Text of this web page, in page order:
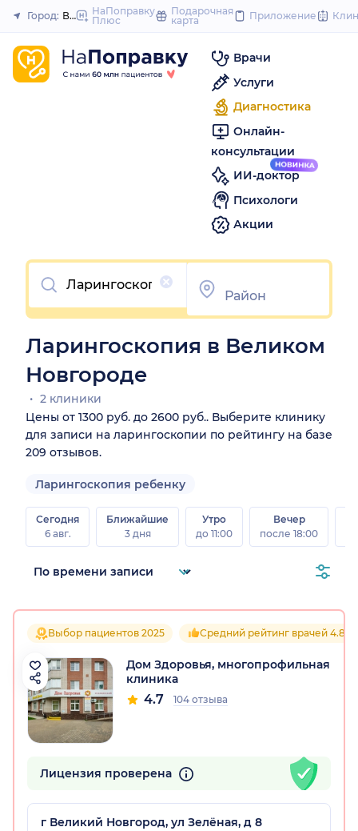
to
Закрыть
Город: Великий Новгород
НаПоправку
Плюс
Подарочная
карта
Приложение
Врачи
Услуги
Диагностика
Онлайн-
консультации
ИИ-доктор
Психологи
Акции
Очистить
Ларингоскопия в Великом
Новгороде
2 клиники
Цены от 1300 руб. до 2600 руб.. Выберите клинику
для записи на ларингоскопии по рейтингу на базе
209 отзывов.
Ларингоскопия ребенку
Сегодня
6 авг.
Ближайшие
3 дня
Утро
до 11:00
Вечер
после 18:00
Выбор пациентов 2025 Средний рейтинг врачей 4.8
Дом Здоровья, многопрофильная
клиника
4.7 104 отзыва
Лицензия проверена
г Великий Новгород, ул Зелёная, д 8